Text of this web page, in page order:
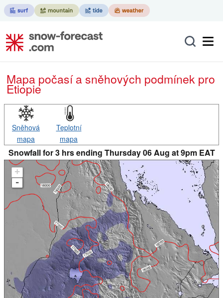
Mapa počasí a sněhových podmínek pro
Etiopie
Sněhová
mapa
Teplotní
mapa
Snowfall for 3 hrs ending Thursday 06 Aug at 9pm EAT
+
-